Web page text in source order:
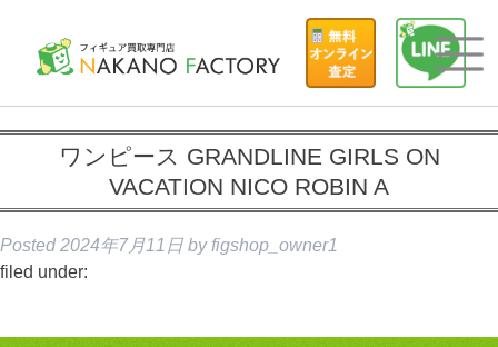
ワンピース GRANDLINE GIRLS ON
VACATION NICO ROBIN A
Posted 2024年7月11日 by figshop_owner1
filed under: